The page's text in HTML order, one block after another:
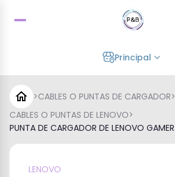
Principal
>CABLES O PUNTAS DE CARGADOR>
CABLES O PUNTAS DE LENOVO>
PUNTA DE CARGADOR DE LENOVO
LENOVO